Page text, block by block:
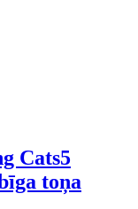
Cats5
toņa